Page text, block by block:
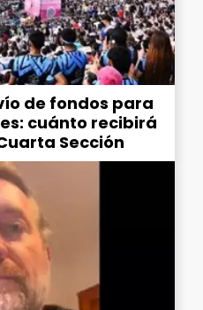
de fondos para
cuánto recibirá
Sección